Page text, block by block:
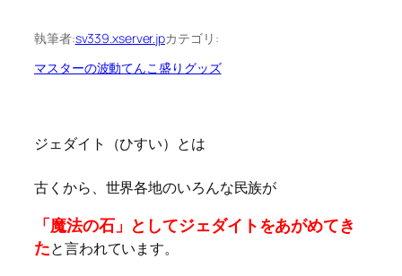
執筆者:sv339.xserver.jpカテゴリ:
マスターの波動てんこ盛りグッズ
ジェダイト（ひすい）とは
古くから、世界各地のいろんな民族が
「魔法の石」としてジェダイトをあがめてき
たと言われています。